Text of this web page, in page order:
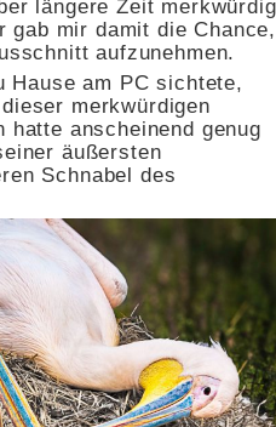
längere Zeit merkwürdig
mir damit die Chance,
aufzunehmen.
am PC sichtete,
merkwürdigen
hatte anscheinend genug
äußersten
Schnabel des